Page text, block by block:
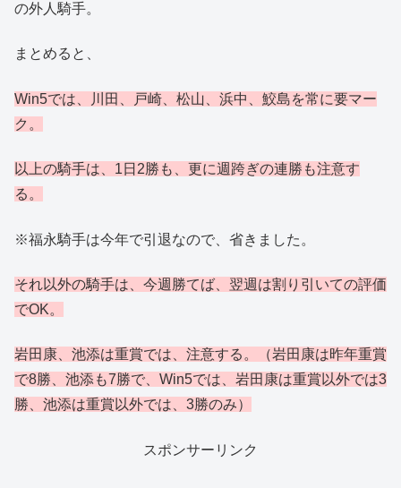
の外人騎手。
まとめると、
Win5では、川田、戸崎、松山、浜中、鮫島を常に要マー
ク。
以上の騎手は、1日2勝も、更に週跨ぎの連勝も注意す
る 。
※福永騎手は今年で引退なので、省きました。
それ以外の騎手は、今週勝てば、翌週は割り引いての評価
でOK。
岩田康、池添は重賞では、注意する。（岩田康は昨年重賞
で8勝、池添も7勝で、Win5では、岩田康は重賞以外では3
勝、池添は重賞以外では、3勝のみ）
スポンサーリンク